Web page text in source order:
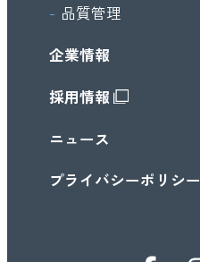
品質管理
企業情報
採用情報
ニュース
プライバシーポリシー